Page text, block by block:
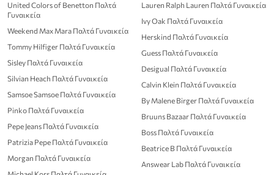
United Colors of Benetton Παλτά
Γυναικεία
Weekend Max Mara Παλτά Γυναικεία
Tommy Hilfiger Παλτά Γυναικεία
Sisley Παλτά Γυναικεία
Silvian Heach Παλτά Γυναικεία
Samsoe Samsoe Παλτά Γυναικεία
Pinko Παλτά Γυναικεία
Pepe Jeans Παλτά Γυναικεία
Patrizia Pepe Παλτά Γυναικεία
Morgan Παλτά Γυναικεία
Lauren Ralph Lauren Παλτά Γυναικεία
Ivy Oak Παλτά Γυναικεία
Herskind Παλτά Γυναικεία
Guess Παλτά Γυναικεία
Desigual Παλτά Γυναικεία
Calvin Klein Παλτά Γυναικεία
By Malene Birger Παλτά Γυναικεία
Bruuns Bazaar Παλτά Γυναικεία
Boss Παλτά Γυναικεία
Beatrice B Παλτά Γυναικεία
Answear Lab Παλτά Γυναικεία